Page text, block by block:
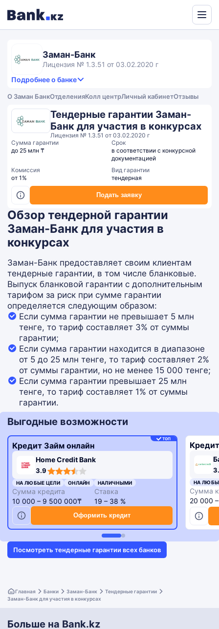
Заман-Банк
Лицензия № 1.3.51 от 03.02.2020 г
Подробнее о банке
4.1
4,1
rating
4.4Продукты и услуги
3.8
О Заман БанкОтделенияКолл центрЛичный кабинетОтзывы
Тендерные гарантии Заман-
Банк для участия в конкурсах
Лицензия № 1.3.51 от 03.02.2020 г
Сумма гарантии
до 25 млн ₸
Срок
в соответствии с конкурсной
документацией
Комиссия
от 1%
Вид гарантии
тендерная
Подать заявку
Обзор тендерной гарантии
Заман-Банк для участия в
конкурсах
Заман-Банк предоставляет своим клиентам
тендерные гарантии, в том числе бланковые.
Выпуск бланковой гарантии с дополнительным
тарифом за риск при сумме гарантии
определяется следующим образом:
Если сумма гарантии не превышает 5 млн
тенге, то тариф составляет 3% от суммы
гарантии;
Если сумма гарантии находится в диапазоне
от 5 до 25 млн тенге, то тариф составляет 2%
от суммы гарантии, но не менее 15 000 тенге;
Если сумма гарантии превышает 25 млн
тенге, то тариф составляет 1% от суммы
гарантии.
Выгодные возможности
ТОП
Кредит Займ онлайн
Home Credit Bank
3.9
rating
НА ЛЮБЫЕ ЦЕЛИ ОНЛАЙН НАЛИЧНЫМИ
Сумма кредита
10 000 – 9 500 000₸
Ставка
19 – 38 %
Оформить кредит
НА
Сумма
20 000
Посмотреть тендерные гарантии всех банков
Главная Банки Заман-Банк
Тендерные гарантии
Заман-Банк для участия в конкурсах
Больше на Bank.kz